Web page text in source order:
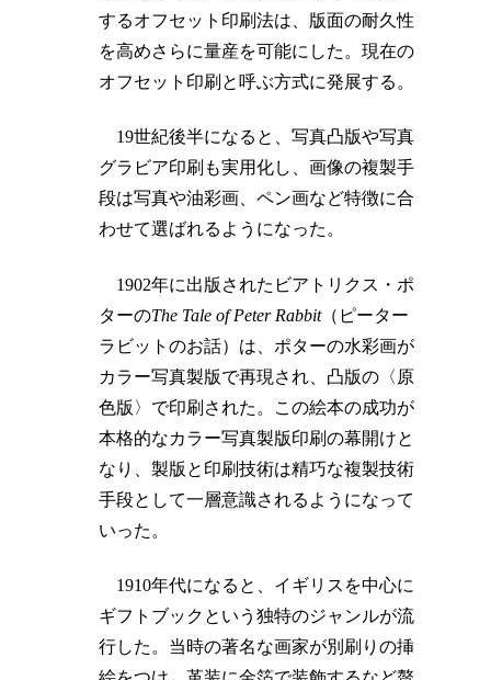
するオフセット印刷法は、版面の耐久性
を高めさらに量産を可能にした。現在の
オフセット印刷と呼ぶ方式に発展する。
19世紀後半になると、写真凸版や写真
グラビア印刷も実用化し、画像の複製手
段は写真や油彩画、ペン画など特徴に合
わせて選ばれるようになった。
1902年に出版されたビアトリクス・ポ
ターのThe Tale of Peter Rabbit（ピーター
ラビットのお話）は、ポターの水彩画が
カラー写真製版で再現され、凸版の〈原
色版〉で印刷された。この絵本の成功が
本格的なカラー写真製版印刷の幕開けと
なり、製版と印刷技術は精巧な複製技術
手段として一層意識されるようになって
いった。
1910年代になると、イギリスを中心に
ギフトブックという独特のジャンルが流
行した。当時の著名な画家が別刷りの挿